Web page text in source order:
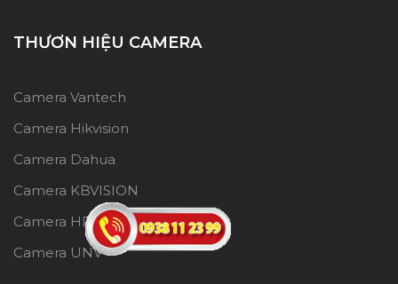
THƯƠN HIỆU CAMERA
Camera Vantech
Camera Hikvision
Camera Dahua
Camera KBVISION
Camera HDparagon
Camera UNV